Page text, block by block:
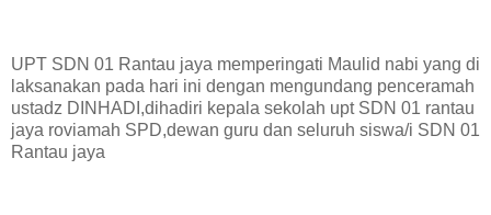
UPT SDN 01 Rantau jaya memperingati Maulid nabi yang di
laksanakan pada hari ini dengan mengundang penceramah
ustadz DINHADI,dihadiri kepala sekolah upt SDN 01 rantau
jaya roviamah SPD,dewan guru dan seluruh siswa/i SDN 01
Rantau jaya